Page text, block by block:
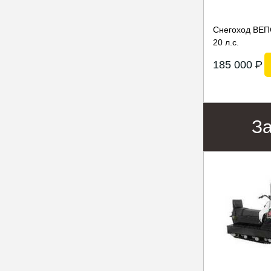
Снегоход
20 л.с.
185 000P